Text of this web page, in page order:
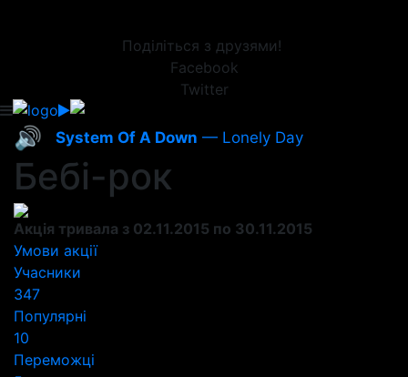
Поділіться з друзями!
Facebook
Twitter
🔊 System Of A Down — Lonely Day
Бебі-рок
Акція тривала з 02.11.2015 по 30.11.2015
Умови акції
Учасники
347
Популярні
10
Переможці